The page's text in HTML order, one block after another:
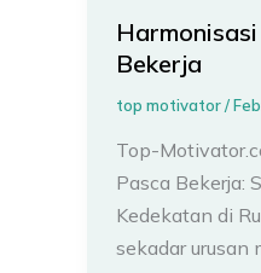
Bekerja
top motivator/
Top-
Pasca Bekerja:
Kedekatan di
sekadar urusan